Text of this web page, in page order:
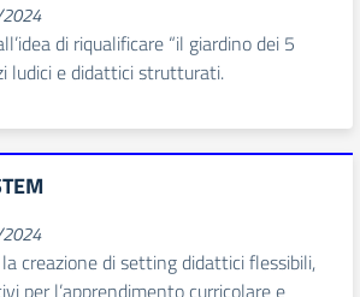
di riqualificare “il giardino dei 5
ludici e didattici strutturati.
creazione di setting didattici flessibili,
per l’apprendimento curricolare e